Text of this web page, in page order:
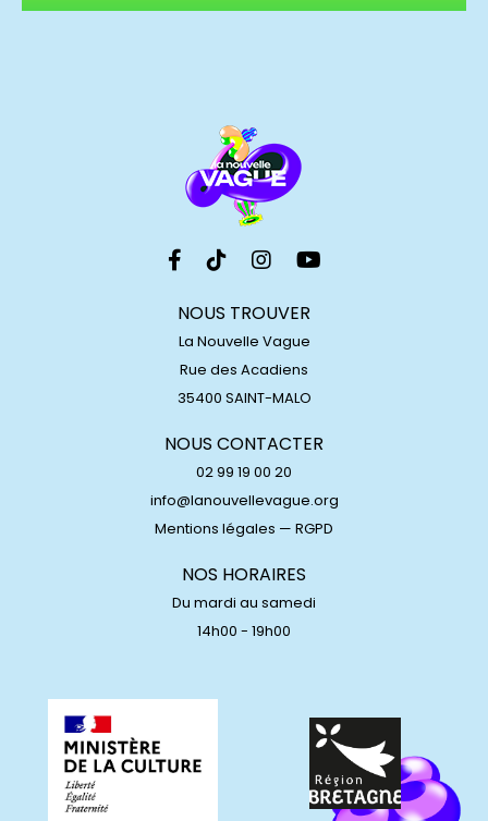
NOUS TROUVER
La Nouvelle Vague
Rue des Acadiens
35400 SAINT-MALO
NOUS CONTACTER
02 99 19 00 20
info@lanouvellevague.org
Mentions légales — RGPD
NOS HORAIRES
Du mardi au samedi
14h00 - 19h00